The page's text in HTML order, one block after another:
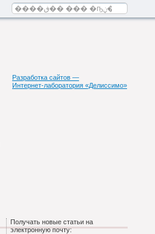
Получать новые статьи на
электронную почту:
Разработка сайтов —
Интернет-лаборатория «Делиссимо»